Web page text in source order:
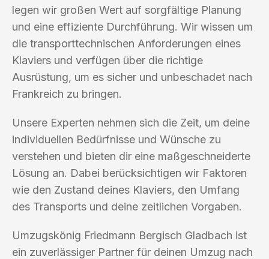
legen wir großen Wert auf sorgfältige Planung
und eine effiziente Durchführung. Wir wissen um
die transporttechnischen Anforderungen eines
Klaviers und verfügen über die richtige
Ausrüstung, um es sicher und unbeschadet nach
Frankreich zu bringen.
Unsere Experten nehmen sich die Zeit, um deine
individuellen Bedürfnisse und Wünsche zu
verstehen und bieten dir eine maßgeschneiderte
Lösung an. Dabei berücksichtigen wir Faktoren
wie den Zustand deines Klaviers, den Umfang
des Transports und deine zeitlichen Vorgaben.
Umzugskönig Friedmann Bergisch Gladbach ist
ein zuverlässiger Partner für deinen Umzug nach